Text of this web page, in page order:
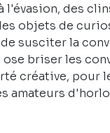
l'évasion, des
objets de
susciter la
briser les
créative, pour
amateurs